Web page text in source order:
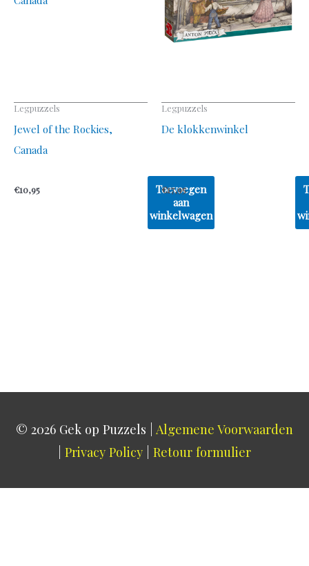
Legpuzzels
Jewel of the Rockies,
Canada
€10,95
Toevoegen
aan
winkelwagen
Legpuzzels
De klokkenwinkel
€17,95
© 2026 Gek op Puzzels
Algemene Voorwaarden
Privacy Policy Retour formulier